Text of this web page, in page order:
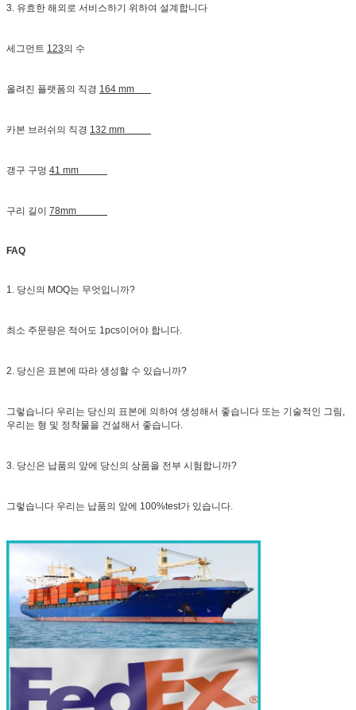
3. 유효한 해외로 서비스하기 위하여 설계합니다
세그먼트 123의 수
올려진 플랫폼의 직경 164 mm
카본 브러쉬의 직경 132 mm
갱구 구멍 41 mm
구리 길이 78mm
FAQ
1. 당신의 MOQ는 무엇입니까?
최소 주문량은 적어도 1pcs이어야 합니다.
2. 당신은 표본에 따라 생성할 수 있습니까?
그렇습니다 우리는 당신의 표본에 의하여 생성해서 좋습니다 또는 기술적인 그림,
우리는 형 및 정착물을 건설해서 좋습니다.
3. 당신은 납품의 앞에 당신의 상품을 전부 시험합니까?
그렇습니다 우리는 납품의 앞에 100%test가 있습니다.